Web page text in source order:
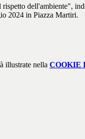
dell'ambiente",
2024 in Piazza Martiri.
illustrate nella COOKIE